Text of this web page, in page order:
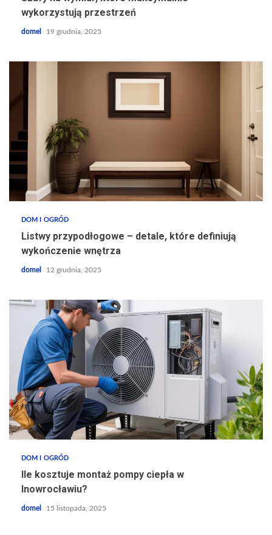
wykorzystują przestrzeń
domel 19 grudnia, 2025
DOM I OGRÓD
Listwy przypodłogowe – detale, które definiują
wykończenie wnętrza
domel 12 grudnia, 2025
DOM I OGRÓD
Ile kosztuje montaż pompy ciepła w
Inowrocławiu?
domel 15 listopada, 2025